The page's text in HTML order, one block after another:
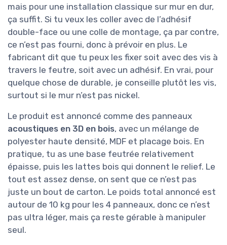
mais pour une installation classique sur mur en dur,
ça suffit. Si tu veux les coller avec de l’adhésif
double-face ou une colle de montage, ça par contre,
ce n’est pas fourni, donc à prévoir en plus. Le
fabricant dit que tu peux les fixer soit avec des vis à
travers le feutre, soit avec un adhésif. En vrai, pour
quelque chose de durable, je conseille plutôt les vis,
surtout si le mur n’est pas nickel.
Le produit est annoncé comme des panneaux
acoustiques en 3D en bois, avec un mélange de
polyester haute densité, MDF et placage bois. En
pratique, tu as une base feutrée relativement
épaisse, puis les lattes bois qui donnent le relief. Le
tout est assez dense, on sent que ce n’est pas
juste un bout de carton. Le poids total annoncé est
autour de 10 kg pour les 4 panneaux, donc ce n’est
pas ultra léger, mais ça reste gérable à manipuler
seul.